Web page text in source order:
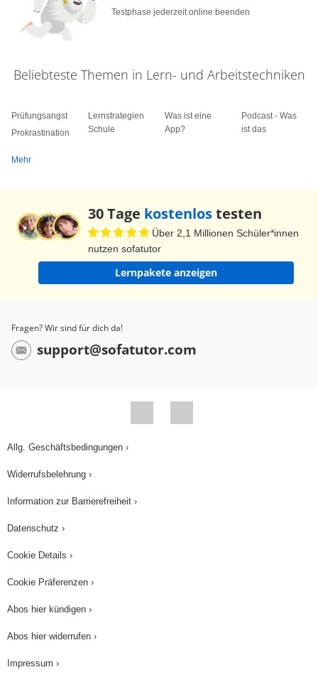
Testphase jederzeit online beenden
Beliebteste Themen in Lern- und Arbeitstechniken
Prüfungsangst
Prokrastination
Lernstrategien
Schule
Was ist eine
App?
Podcast - Was
ist das
Mehr
30 Tage kostenlostesten
Über 2,1 Millionen Schüler*innen
nutzen sofatutor
Lernpakete anzeigen
Fragen? Wir sind für dich da!
support@sofatutor.com
Allg. Geschäftsbedingungen ›
Widerrufsbelehrung ›
Information zur Barrierefreiheit ›
Datenschutz ›
Cookie Details ›
Cookie Präferenzen ›
Abos hier kündigen ›
Abos hier widerrufen ›
Impressum ›